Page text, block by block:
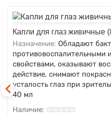
Капли для глаз живичные
Назначение: Обладают
противовоспалительными
свойствами, оказывают
действие, снимают
усталость глаз при
40 мл